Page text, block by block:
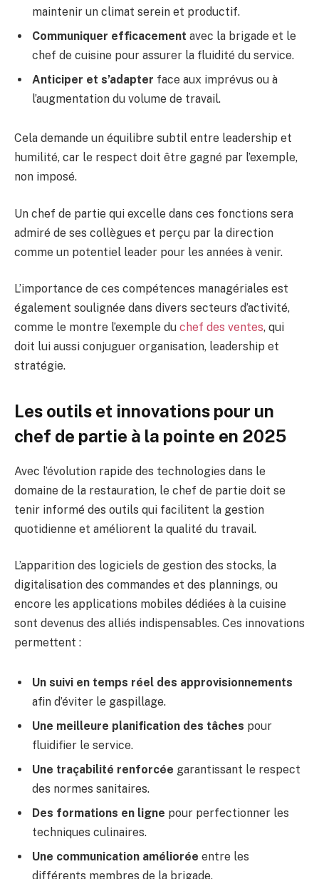
maintenir un climat serein et productif.
Communiquer efficacement avec la brigade et le
chef de cuisine pour assurer la fluidité du service.
Anticiper et s’adapter face aux imprévus ou à
l’augmentation du volume de travail.
Cela demande un équilibre subtil entre leadership et
humilité, car le respect doit être gagné par l’exemple,
non imposé.
Un chef de partie qui excelle dans ces fonctions sera
admiré de ses collègues et perçu par la direction
comme un potentiel leader pour les années à venir.
L’importance de ces compétences managériales est
également soulignée dans divers secteurs d’activité,
comme le montre l’exemple du chef des ventes, qui
doit lui aussi conjuguer organisation, leadership et
stratégie.
Les outils et innovations pour un
chef de partie à la pointe en 2025
Avec l’évolution rapide des technologies dans le
domaine de la restauration, le chef de partie doit se
tenir informé des outils qui facilitent la gestion
quotidienne et améliorent la qualité du travail.
L’apparition des logiciels de gestion des stocks, la
digitalisation des commandes et des plannings, ou
encore les applications mobiles dédiées à la cuisine
sont devenus des alliés indispensables. Ces innovations
permettent :
Un suivi en temps réel des approvisionnements
afin d’éviter le gaspillage.
Une meilleure planification des tâches pour
fluidifier le service.
Une traçabilité renforcée garantissant le respect
des normes sanitaires.
Des formations en ligne pour perfectionner les
techniques culinaires.
Une communication améliorée entre les
différents membres de la brigade.